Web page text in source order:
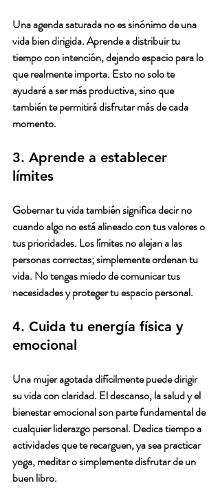
Una agenda saturada no es sinónimo de una
vida bien dirigida. Aprende a distribuir tu
tiempo con intención, dejando espacio para lo
que realmente importa. Esto no solo te
ayudará a ser más productiva, sino que
también te permitirá disfrutar más de cada
momento.
3. Aprende a establecer
límites
Gobernar tu vida también significa decir no
cuando algo no está alineado con tus valores o
tus prioridades. Los límites no alejan a las
personas correctas; simplemente ordenan tu
vida. No tengas miedo de comunicar tus
necesidades y proteger tu espacio personal.
4. Cuida tu energía física y
emocional
Una mujer agotada difícilmente puede dirigir
su vida con claridad. El descanso, la salud y el
bienestar emocional son parte fundamental de
cualquier liderazgo personal. Dedica tiempo a
actividades que te recarguen, ya sea practicar
yoga, meditar o simplemente disfrutar de un
buen libro.